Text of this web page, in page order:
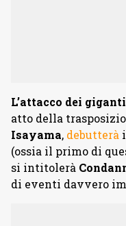
L’attacco dei
atto della
Isayama, debutterà
(ossia il primo di
si intitolerà
di eventi davvero